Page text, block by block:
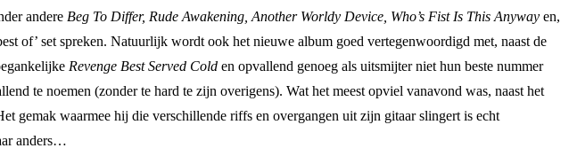
andere Beg To Differ, Rude Awakening, Another Worldy Device, Who’s Fist Is This Anyway en,
of’ set spreken. Natuurlijk wordt ook het nieuwe album goed vertegenwoordigd met, naast de
Revenge Best Served Cold en opvallend genoeg als uitsmijter niet hun beste nummer
te noemen (zonder te hard te zijn overigens). Wat het meest opviel vanavond was, naast het
gemak waarmee hij die verschillende riffs en overgangen uit zijn gitaar slingert is echt
anders…